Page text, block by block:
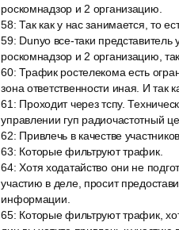
роскомнадзор и 2 организацию.
58:Так как у нас занимается, то
59: Dunyo все-таки представитель
роскомнадзор и 2 организацию,
60:Трафик ростелекома есть
зона ответственности иная. И так
61 : Проходит через тспу.
управлении гуп радиочастотный
62: Привлечь в качестве
63: Которые фильтруют трафик.
64:Хотя ходатайство они не
участию в деле, просит
информации.
65: Которые фильтруют трафик,